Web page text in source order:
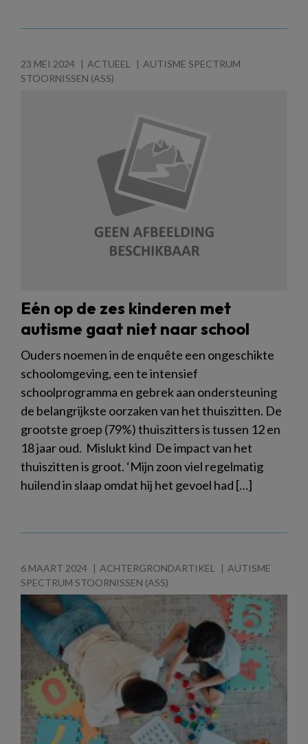
23 MEI 2024 ACTUEEL
AUTISME SPECTRUM
STOORNISSEN (ASS)
Eén op de zes kinderen met
autisme gaat niet naar school
Ouders noemen in de enquête een ongeschikte
schoolomgeving, een te intensief
schoolprogramma en gebrek aan ondersteuning
de belangrijkste oorzaken van het thuiszitten. De
grootste groep (79%) thuiszitters is tussen 12 en
18 jaar oud. Mislukt kind De impact van het
thuiszitten is groot. ‘Mijn zoon viel regelmatig
huilend in slaap omdat hij het gevoel had […]
6 MAART 2024 ACHTERGRONDARTIKEL
AUTISME
SPECTRUM STOORNISSEN (ASS)